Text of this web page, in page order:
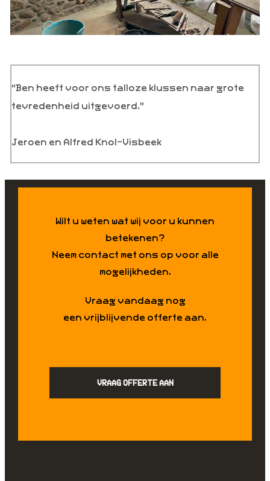
“Ben heeft voor ons talloze klussen naar grote
tevredenheid uitgevoerd.”
Jeroen en Alfred Knol-Visbeek
Wilt u weten wat wij voor u kunnen
betekenen?
Neem contact met ons op voor alle
mogelijkheden.
Vraag vandaag nog
een vrijblijvende offerte aan.
VRAAG OFFERTE AAN